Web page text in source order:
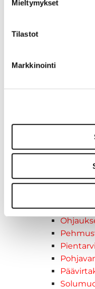
Mieltymykset
Tilastot
Markkinointi
Drive
Buster-